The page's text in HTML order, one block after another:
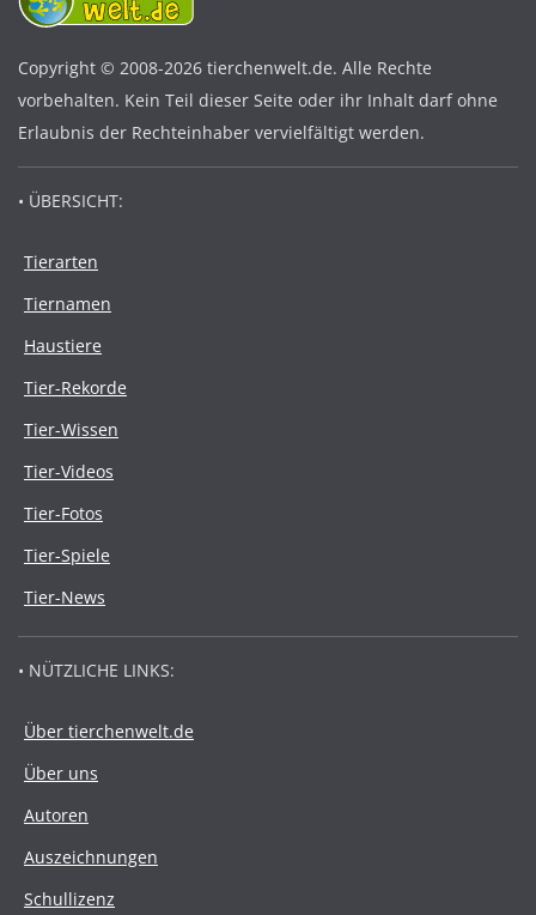
Copyright © 2008-2026 tierchenwelt.de. Alle Rechte
vorbehalten. Kein Teil dieser Seite oder ihr Inhalt darf ohne
Erlaubnis der Rechteinhaber vervielfältigt werden.
• ÜBERSICHT:
Tierarten
Tiernamen
Haustiere
Tier-Rekorde
Tier-Wissen
Tier-Videos
Tier-Fotos
Tier-Spiele
Tier-News
• NÜTZLICHE LINKS:
Über tierchenwelt.de
Über uns
Autoren
Auszeichnungen
Schullizenz